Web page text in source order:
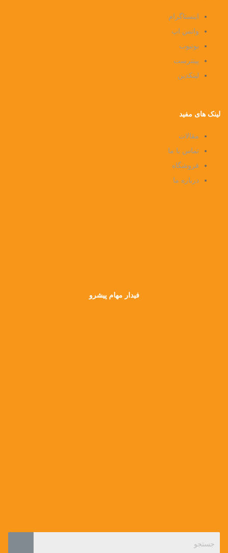
اینستاگرام
واتس اپ
یوتیوب
پینترست
لینکدین
لینک های مفید
مقالات
تماس با ما
فروشگاه
درباره ما
فیدار مهام پیشرو